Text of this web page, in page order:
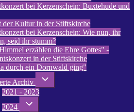
bei Kerzenschein: Buxtehude und
der Kultur in der Stiftskirche
bei Kerzenschein: Wie nun, ihr
seid ihr stumm?
erzählen die Ehre Gottes" -
in der Stiftskirche
durch ein Dornwald ging"
Archiv
Unternavigation
2021 - 2023
2024
Unternavigation